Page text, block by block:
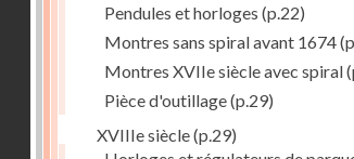
Pendules et horloges (p.22)
Montres sans spiral avant 1674
Montres XVIIe siècle avec spiral
Pièce d'outillage(p.29)
XVIIIe siècle(p.29)